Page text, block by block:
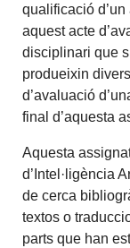
qualificació
aquest acte
disciplinari que
produeixin
d’avaluació
final d’aquesta
Aquesta
d’Intel·ligència
de cerca
textos o
parts que han